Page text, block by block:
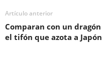
Artículo anterior
Comparan con un dragón
el tifón que azota a Japón